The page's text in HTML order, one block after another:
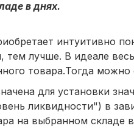
в днях.
интуитивно
тем лучше. В идеале
товара.Тогда
для установки
ликвидности") в
на выбранном складе